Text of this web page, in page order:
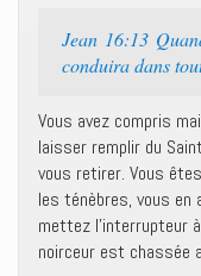
Jean 16:13
conduira dans
Vous avez compris
laisser remplir du
vous retirer. Vous
les ténèbres, vous en
mettez l’interrupteur
noirceur est chassée